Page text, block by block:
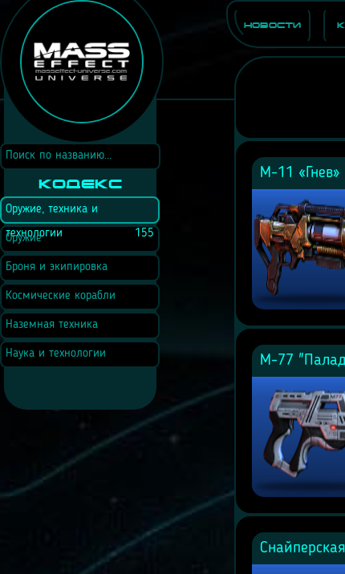
Новости
М-11 «Гнев»
М-77
Кодекс
Оружие, техника и
технологии
155
Оружие
Броня и экипировка
Космические корабли
Наземная техника
Наука и технологии